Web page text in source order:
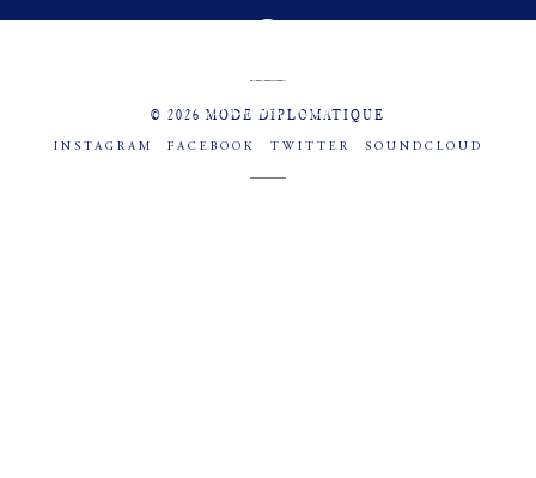
© 2026 MODE DIPLOMATIQUE
INSTAGRAM FACEBOOK TWITTER SOUNDCLOUD